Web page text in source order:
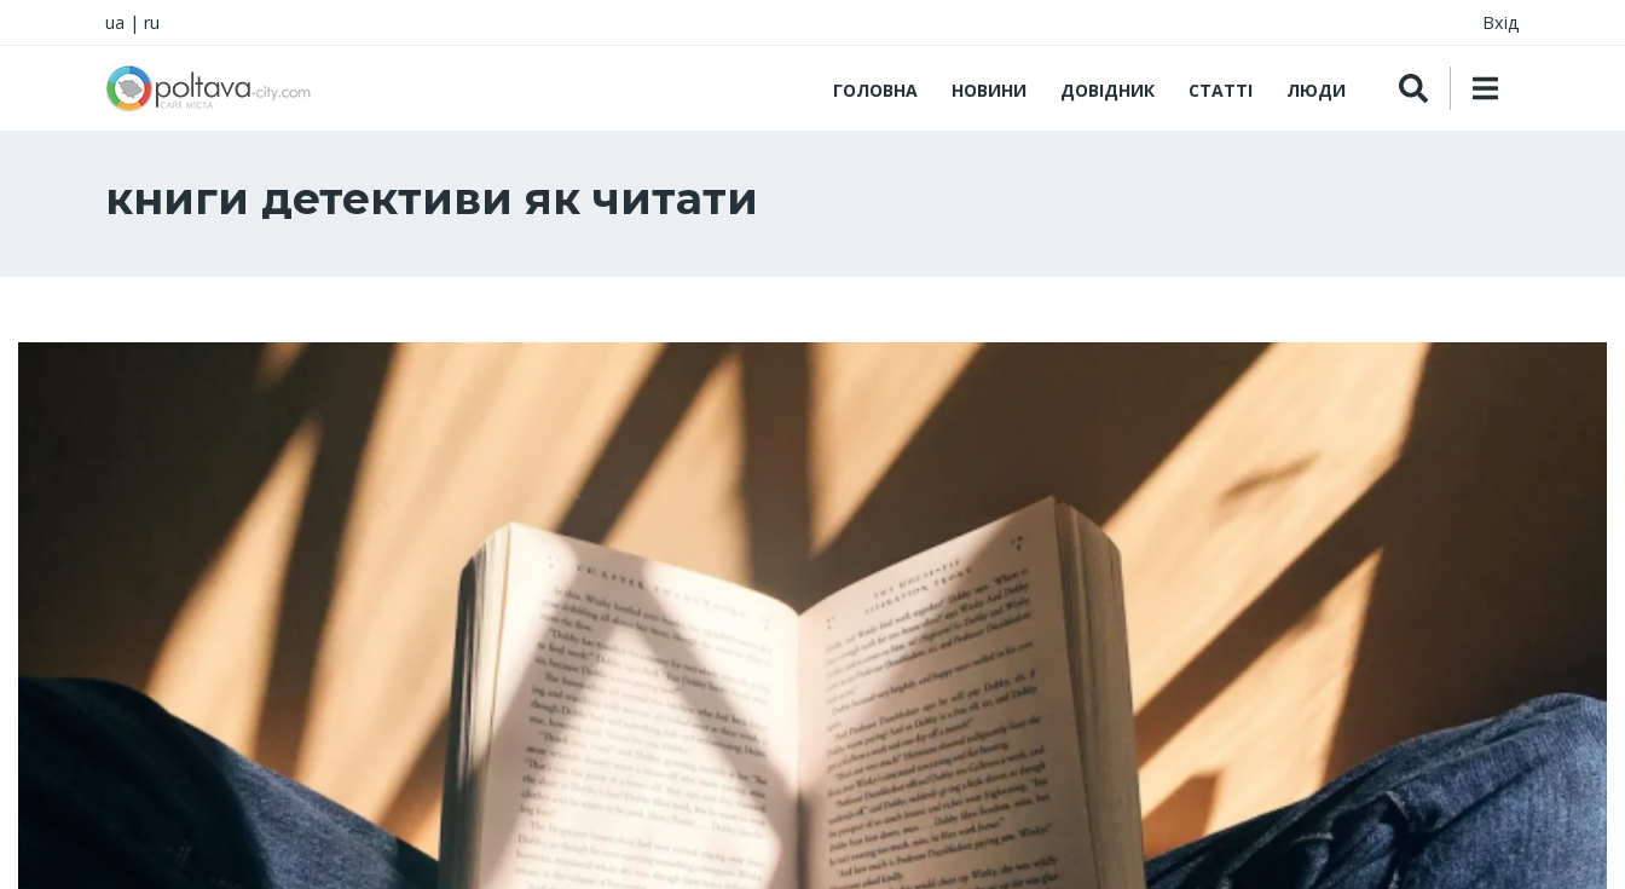
ua | ru Вхід
ГОЛОВНА НОВИНИ ДОВІДНИК СТАТТІ ЛЮДИ
книги детективи як читати